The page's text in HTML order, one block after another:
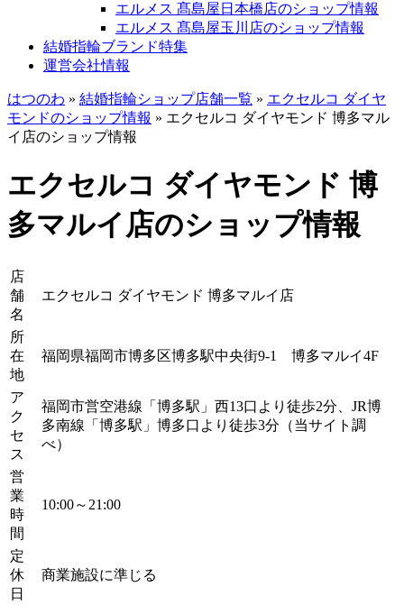
エルメス 髙島屋日本橋店のショップ情報
エルメス 髙島屋玉川店のショップ情報
結婚指輪ブランド特集
運営会社情報
はつのわ » 結婚指輪ショップ店舗一覧 » エクセルコ ダイヤ
モンドのショップ情報 » エクセルコ ダイヤモンド 博多マル
イ店のショップ情報
エクセルコ ダイヤモンド 博
多マルイ店のショップ情報
店
舗
名
エクセルコ ダイヤモンド 博多マルイ店
所
在
地
福岡県福岡市博多区博多駅中央街9-1 博多マルイ4F
ア
ク
セ
ス
福岡市営空港線「博多駅」西13口より徒歩2分、JR博
多南線「博多駅」博多口より徒歩3分（当サイト調
べ）
営
業
時
間
10:00～21:00
定
休
日
商業施設に準じる